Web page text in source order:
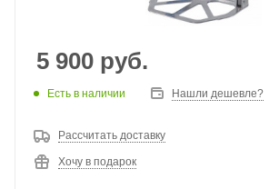
5 900 руб.
Есть в наличии Нашли дешевле?
Рассчитать доставку
Хочу в подарок